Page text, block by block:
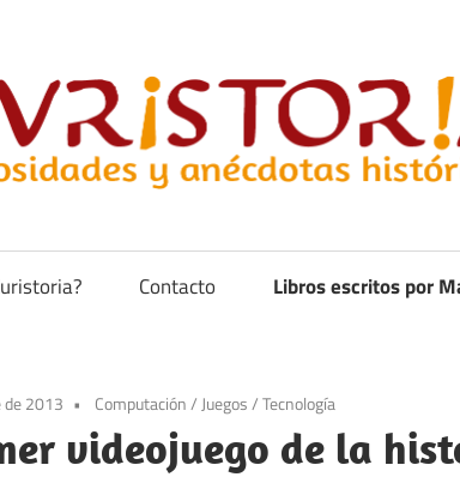
Contacto Libros escritos por
de 2013 Computación/Juegos/Tecnología
videojuego de la